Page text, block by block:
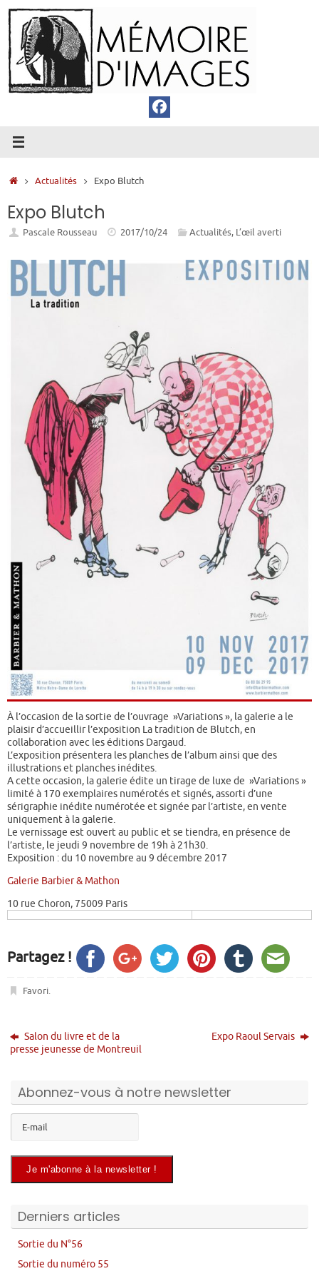
Passer
au
contenu
Accueil
Actualités Expo Blutch
Expo Blutch
Pascale Rousseau 2017/10/24 Actualités, L’œil averti
À l’occasion de la sortie de l’ouvrage »Variations », la galerie a le
plaisir d’accueillir l’exposition La tradition de Blutch, en
collaboration avec les éditions Dargaud.
L’exposition présentera les planches de l’album ainsi que des
illustrations et planches inédites.
A cette occasion, la galerie édite un tirage de luxe de »Variations »
limité à 170 exemplaires numérotés et signés, assorti d’une
sérigraphie inédite numérotée et signée par l’artiste, en vente
uniquement à la galerie.
Le vernissage est ouvert au public et se tiendra, en présence de
l’artiste, le jeudi 9 novembre de 19h à 21h30.
Exposition : du 10 novembre au 9 décembre 2017
Galerie Barbier & Mathon
10 rue Choron, 75009 Paris
Partagez !
Favori.
Salon du livre et de la
presse jeunesse de Montreuil
Expo Raoul Servais
Abonnez-vous à notre newsletter
Derniers articles
Sortie du N°56
Sortie du numéro 55